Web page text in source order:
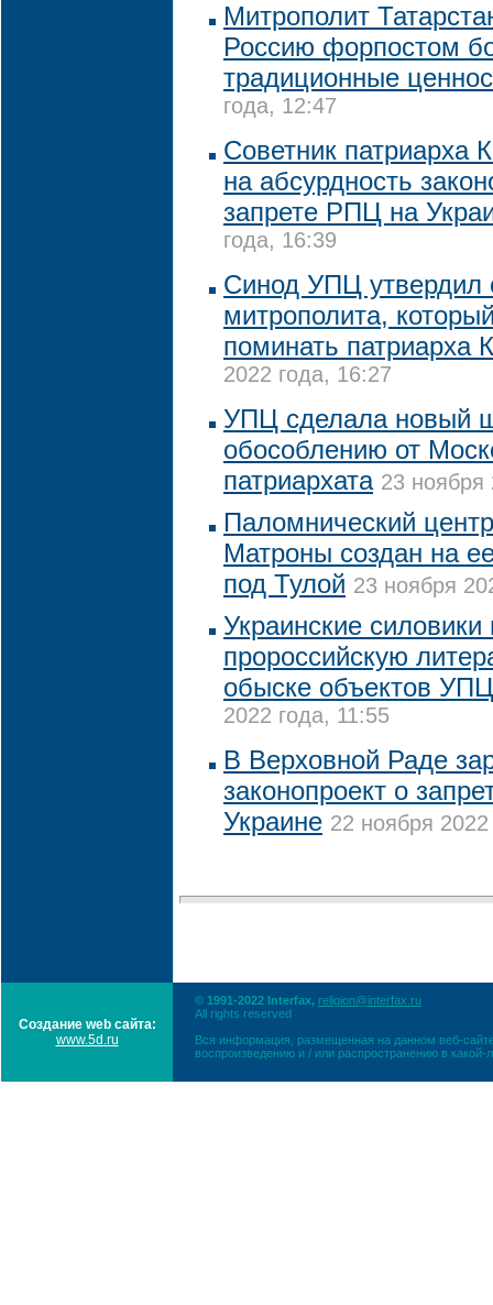
Митрополит
Россию форпостом
традиционные
года, 12:47
Советник патриарха
на абсурдность
запрете РПЦ на
года, 16:39
Синод УПЦ утвердил
митрополита,
поминать патриарха
2022 года, 16:27
УПЦ сделала новый
обособлению от
патриархата 23 ноября
Паломнический
Матроны создан на
под Тулой 23 ноября
Украинские
пророссийскую
обыске объектов
2022 года, 11:55
В Верховной Раде
законопроект о
Украине 22 ноября
Создание web сайта:
www.5d.ru
© 1991-2022 Interfax, religion@interfax.ru
All rights reserved
Вся информация, размещенная на данном веб-
воспроизведению и / или распространению в